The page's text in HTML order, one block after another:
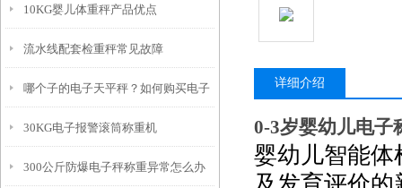
10KG婴儿体重秤产品优点
流水线配套检重秤常见故障
哪个子的电子天平秤？如何购买电子
天平？
30KG电子报警滚筒称重机
300公斤防爆电子秤称重异常怎么办
详细介绍
0-3岁婴幼儿电子
婴幼儿智能体